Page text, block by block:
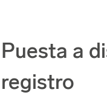
Puesta a
registro